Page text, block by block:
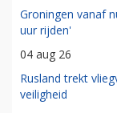
Groningen vanaf
uur rijden'
04 aug 26
Rusland trekt
veiligheid